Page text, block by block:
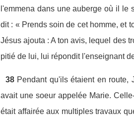
l'emmena dans une auberge où il le
dit : « Prends soin de cet homme, et
Jésus ajouta : A ton avis, lequel des
pitié de lui, lui répondit l'enseignant
38 Pendant qu'ils étaient en route,
avait une soeur appelée Marie.
était affairée aux multiples travaux